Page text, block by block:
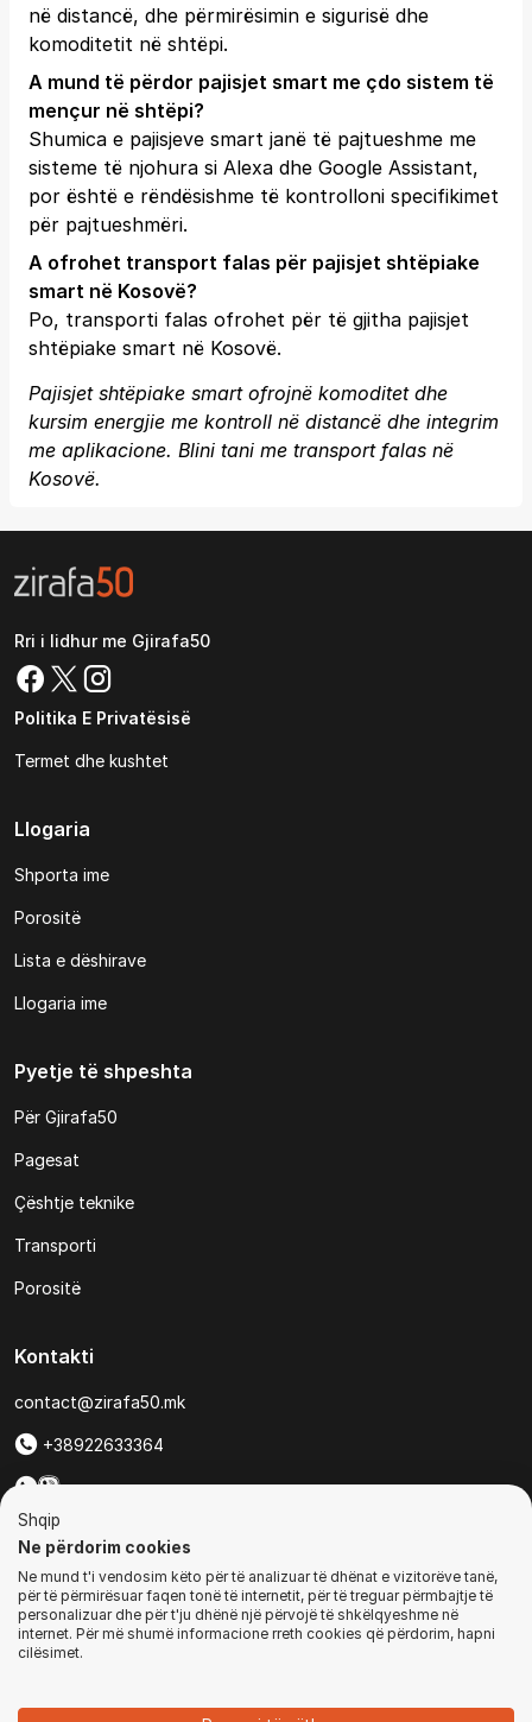
në distancë, dhe përmirësimin e sigurisë dhe
komoditetit në shtëpi.
A mund të përdor pajisjet smart me çdo sistem të
mençur në shtëpi?
Shumica e pajisjeve smart janë të pajtueshme me
sisteme të njohura si Alexa dhe Google Assistant,
por është e rëndësishme të kontrolloni specifikimet
për pajtueshmëri.
A ofrohet transport falas për pajisjet shtëpiake
smart në Kosovë?
Po, transporti falas ofrohet për të gjitha pajisjet
shtëpiake smart në Kosovë.
Pajisjet shtëpiake smart ofrojnë komoditet dhe
kursim energjie me kontroll në distancë dhe integrim
me aplikacione. Blini tani me transport falas në
Kosovë.
Rri i lidhur me Gjirafa50
Politika E Privatësisë
Termet dhe kushtet
Llogaria
Shporta ime
Porositë
Lista e dëshirave
Llogaria ime
Pyetje të shpeshta
Për Gjirafa50
Pagesat
Çështje teknike
Transporti
Porositë
Kontakti
contact@zirafa50.mk
+38922633364
Për kërkesa të ofertave:
b2b@zirafa50.mk
Jadranska Magistrala No. 86, Skopje, North Macedonia
© Të gjitha të drejtat e rezervuara
Shqip
Ne përdorim cookies
Ne mund t'i vendosim këto për të analizuar të dhënat e vizitorëve tanë,
për të përmirësuar faqen tonë të internetit, për të treguar përmbajtje të
personalizuar dhe për t'ju dhënë një përvojë të shkëlqyeshme në
internet. Për më shumë informacione rreth cookies që përdorim, hapni
cilësimet.